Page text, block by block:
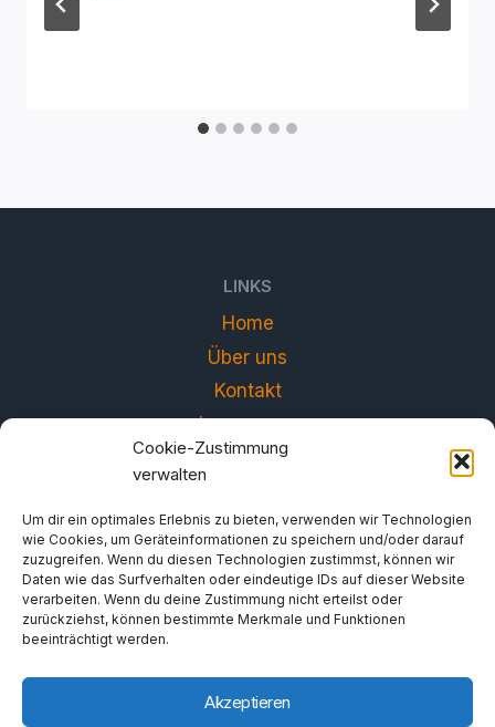
Cookie-Zustimmung
verwalten
Um dir ein optimales Erlebnis zu bieten, verwenden wir Technologien
wie Cookies, um Geräteinformationen zu speichern und/oder darauf
zuzugreifen. Wenn du diesen Technologien zustimmst, können wir
Daten wie das Surfverhalten oder eindeutige IDs auf dieser Website
verarbeiten. Wenn du deine Zustimmung nicht erteilst oder
zurückziehst, können bestimmte Merkmale und Funktionen
beeinträchtigt werden.
Akzeptieren
LINKS
Home
Über uns
Kontakt
Impressum
Datenschutzerklärung